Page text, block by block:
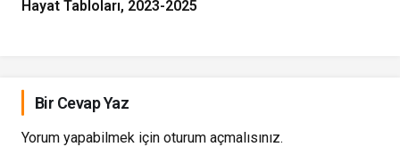
Hayat Tabloları, 2023-2025
Bir Cevap Yaz
Yorum yapabilmek için oturum açmalısınız.